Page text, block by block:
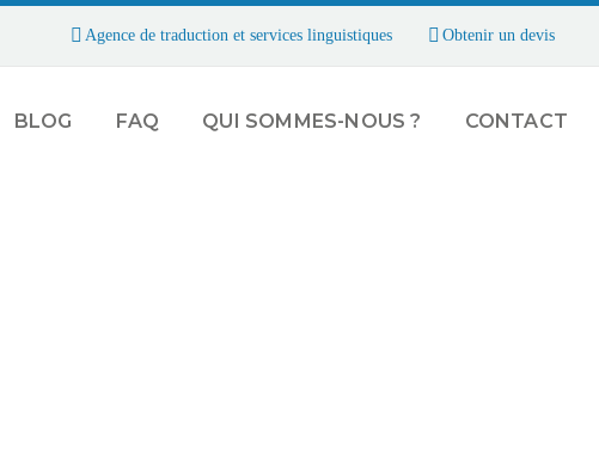
Agence de traduction et services linguistiques Obtenir un devis
BLOG FAQ QUI SOMMES-NOUS ? CONTACT